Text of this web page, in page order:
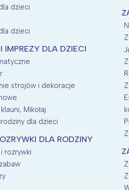
dzieci
dzieci
IMPREZY DLA DZIECI
strojów i dekoracje
Mikołaj
dla dzieci
DLA RODZINY
rozrywki